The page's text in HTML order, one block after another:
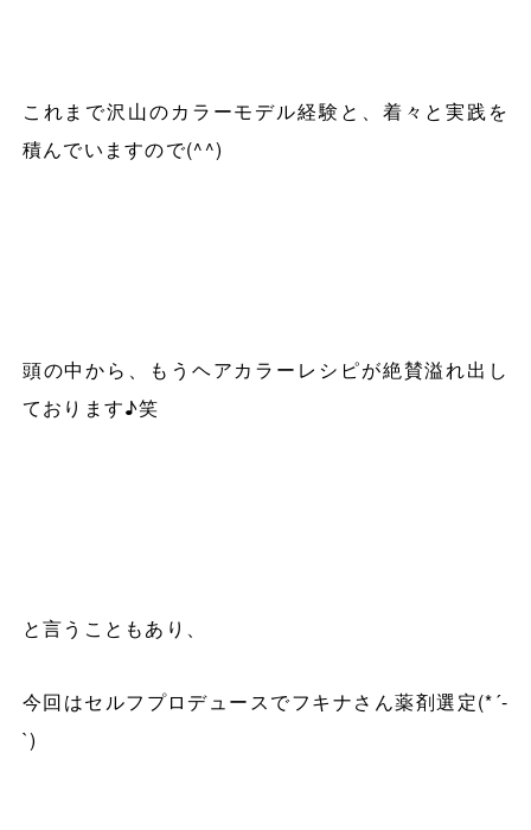
これまで沢山のカラーモデル経験と、着々と実践を
積んでいますので(^^)
頭の中から、もうヘアカラーレシピが絶賛溢れ出し
ております♪笑
と言うこともあり、
今回はセルフプロデュースでフキナさん薬剤選定(*´-
`)